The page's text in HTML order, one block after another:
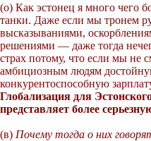
(о) Как эстонец я много чего
танки. Даже если мы тронем
высказываниями,
решениями — даже тогда
страх потому, что если мы не
амбициозным людям
конкурентоспособную
Глобализация для
представляет более
(в) Почему тогда о них